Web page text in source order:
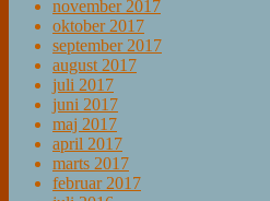
november 2017
oktober 2017
september 2017
august 2017
juli 2017
juni 2017
maj 2017
april 2017
marts 2017
februar 2017